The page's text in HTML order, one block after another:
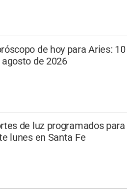
de hoy para Aries: 10
agosto de 2026
de luz programados para
lunes en Santa Fe